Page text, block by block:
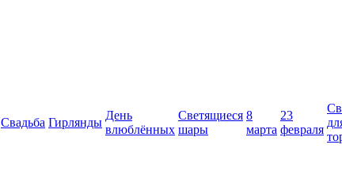
Свадьба Гирлянды
День
влюблённых
Светящиеся
шары
8
марта
23
февраля